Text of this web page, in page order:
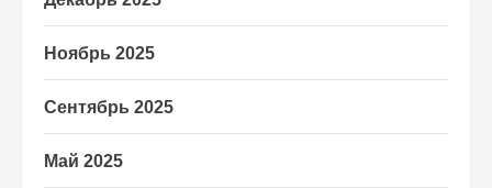
Ноябрь 2025
Сентябрь 2025
Май 2025